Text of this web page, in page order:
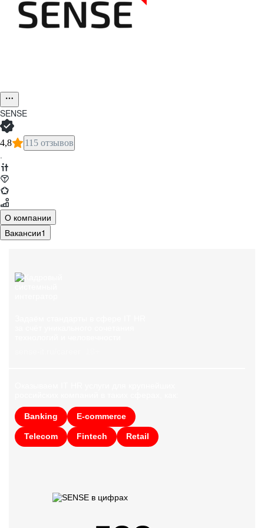
SENSE
4,8 115 отзывов
·
О компании
Вакансии1
Banking E-commerce
Telecom Fintech Retail